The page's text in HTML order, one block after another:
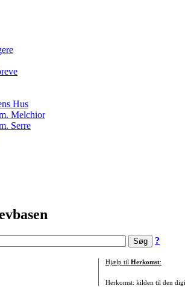
Hus
Melchior
Serre
?
Hjælp til Herkomst:
Herkomst: kilden til den